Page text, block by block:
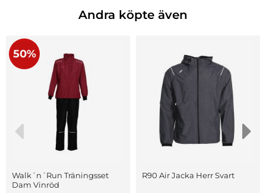
Andra köpte även
50%
Walk´n´Run Träningsset
Dam Vinröd
R90 Air Jacka Herr Svart